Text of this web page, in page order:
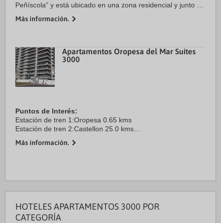
Peñíscola" y está ubicado en una zona residencial y junto al
tienen capacidad ...
Más información.
Apartamentos Oropesa del Mar Suites
3000
Puntos de Interés:
Estación de tren 1:Oropesa 0.65 kms
Estación de tren 2:Castellon 25.0 kms
Aeropuerto 2:Valencia 125.0 kms
Más información.
HOTELES APARTAMENTOS 3000 POR
CATEGORÍA